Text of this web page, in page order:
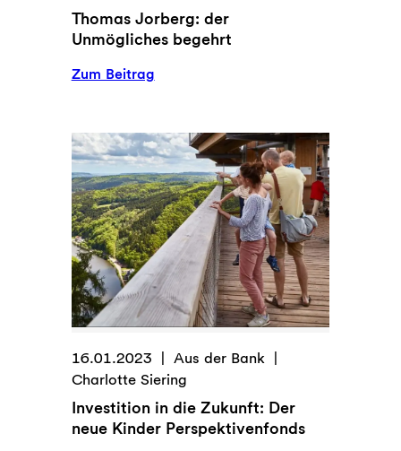
Thomas Jorberg: der
Unmögliches begehrt
Zum Beitrag:
der
Unmögliches
begehrt
16.01.2023
Aus der Bank
Charlotte Siering
Investition in die Zukunft: Der
neue Kinder Perspektivenfonds